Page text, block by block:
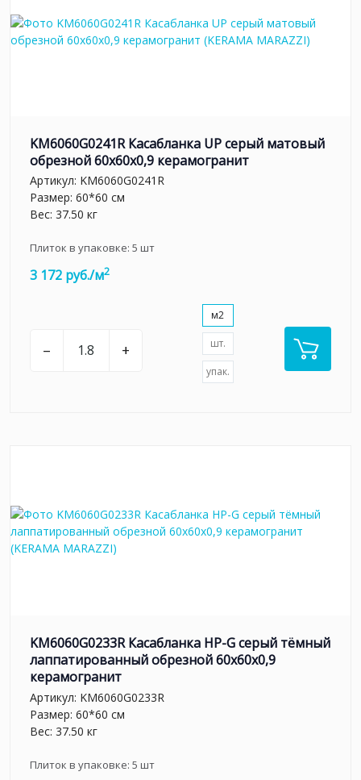
KM6060G0241R Касабланка UP серый матовый
обрезной 60x60x0,9 керамогранит
Артикул: KM6060G0241R
Размер: 60*60 см
Вес: 37.50 кг
Плиток в упаковке: 5 шт
3 172 руб./м2
– +
м2
шт.
упак.
KM6060G0233R Касабланка HP-G серый тёмный
лаппатированный обрезной 60x60x0,9
керамогранит
Артикул: KM6060G0233R
Размер: 60*60 см
Вес: 37.50 кг
Плиток в упаковке: 5 шт